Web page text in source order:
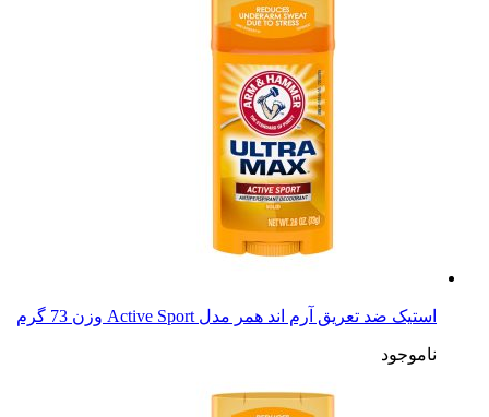
استیک ضد تعریق آرم اند همر مدل Active Sport وزن 73 گرم
ناموجود